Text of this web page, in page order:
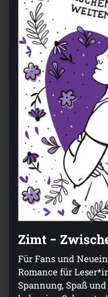
Zimt −
Für Fans und
Romance für
Spannung, Spaß